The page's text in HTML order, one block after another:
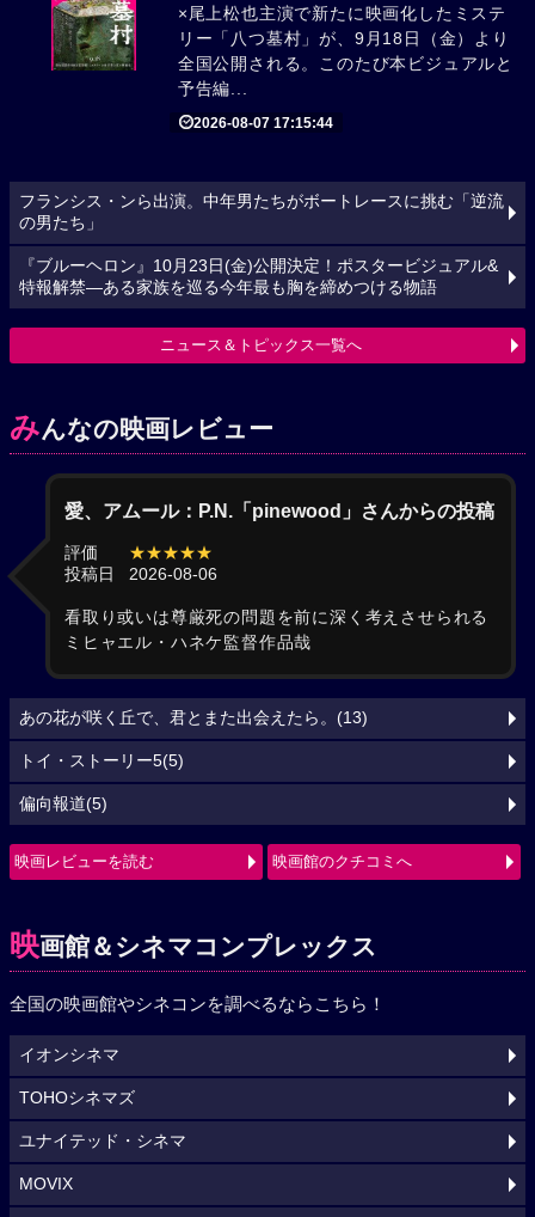
×尾上松也主演で新たに映画化したミステ
リー「八つ墓村」が、9月18日（金）より
全国公開される。このたび本ビジュアルと
予告編...
2026-08-07 17:15:44
フランシス・ンら出演。中年男たちがボートレースに挑む「逆流
の男たち」
『ブルーヘロン』10月23日(金)公開決定！ポスタービジュアル&
特報解禁―ある家族を巡る今年最も胸を締めつける物語
ニュース＆トピックス一覧へ
みんなの映画レビュー
愛、アムール：P.N.「pinewood」さんからの投稿
評価
★★★★★
投稿日
2026-08-06
看取り或いは尊厳死の問題を前に深く考えさせられる
ミヒャエル・ハネケ監督作品哉
あの花が咲く丘で、君とまた出会えたら。(13)
トイ・ストーリー5(5)
偏向報道(5)
映画レビューを読む 映画館のクチコミへ
映画館＆シネマコンプレックス
全国の映画館やシネコンを調べるならこちら！
イオンシネマ
TOHOシネマズ
ユナイテッド・シネマ
MOVIX